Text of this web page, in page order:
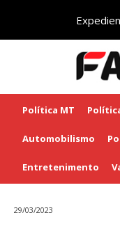
Política MT
Automobilismo
Entretenimento
29/03/2023